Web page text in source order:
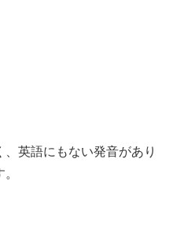
英語にもない発音があり